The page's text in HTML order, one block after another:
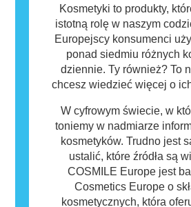
oznacza to jednak, że produkt
bezpieczny dla innych.
Kosmetyki to produkty,
istotną rolę w naszym
Europejscy konsumenci
ponad siedmiu różnych
dziennie. Ty również? To
chcesz wiedzieć więcej o
W cyfrowym świecie, w
toniemy w nadmiarze
kosmetyków. Trudno jest
ustalić, które źródła są
COSMILE Europe jest
Cosmetics Europe o
kosmetycznych, która